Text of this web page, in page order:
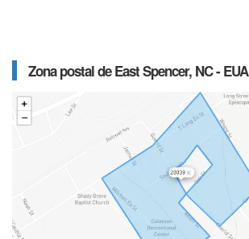
Zona postal de East Spencer, NC - EUA